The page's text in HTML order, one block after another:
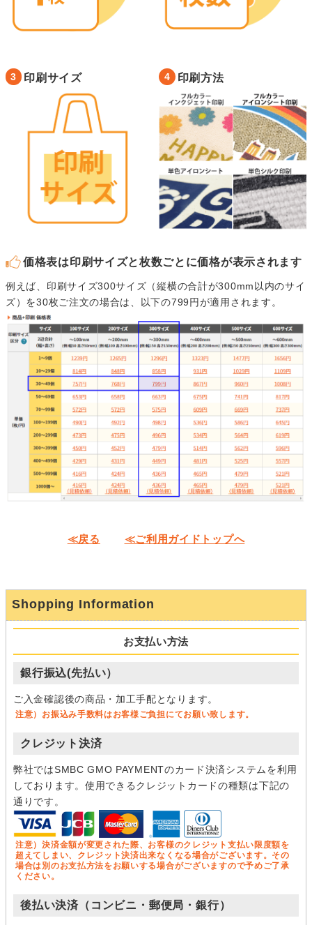
3 印刷サイズ 4 印刷方法
価格表は印刷サイズと枚数ごとに価格が表示されます
例えば、印刷サイズ300サイズ（縦横の合計が300mm以内のサイ
ズ）を30枚ご注文の場合は、以下の799円が適用されます。
≪戻る ≪ご利用ガイドトップへ
Shopping Information
お支払い方法
銀行振込(先払い）
ご入金確認後の商品・加工手配となります。
注意）お振込み手数料はお客様ご負担にてお願い致します。
クレジット決済
弊社ではSMBC GMO PAYMENTのカード決済システムを利用
しております。使用できるクレジットカードの種類は下記の
通りです。
注意）決済金額が変更された際、お客様のクレジット支払い限度額を
超えてしまい、クレジット決済出来なくなる場合がございます。その
場合は別のお支払方法をお願いする場合がございますので予めご了承
ください。
後払い決済（コンビニ・郵便局・銀行）